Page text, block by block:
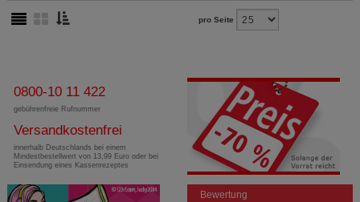
pro Seite
0800-10 11 422
gebührenfreie Rufnummer
Versandkostenfrei
innerhalb Deutschlands bei einem
Mindestbestellwert von 13,99 Euro oder bei
Einsendung eines Kassenrezeptes
Bewertung